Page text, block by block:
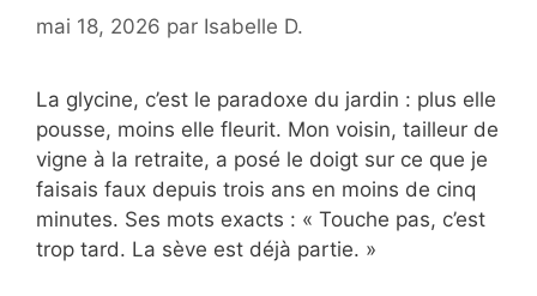
mai 18, 2026 par Isabelle D.
La glycine, c’est le paradoxe du jardin : plus elle
pousse, moins elle fleurit. Mon voisin, tailleur de
vigne à la retraite, a posé le doigt sur ce que je
faisais faux depuis trois ans en moins de cinq
minutes. Ses mots exacts : « Touche pas, c’est
trop tard. La sève est déjà partie. »